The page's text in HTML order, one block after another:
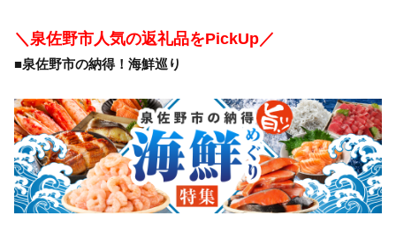
＼泉佐野市人気の返礼品をPickUp／
■泉佐野市の納得！海鮮巡り